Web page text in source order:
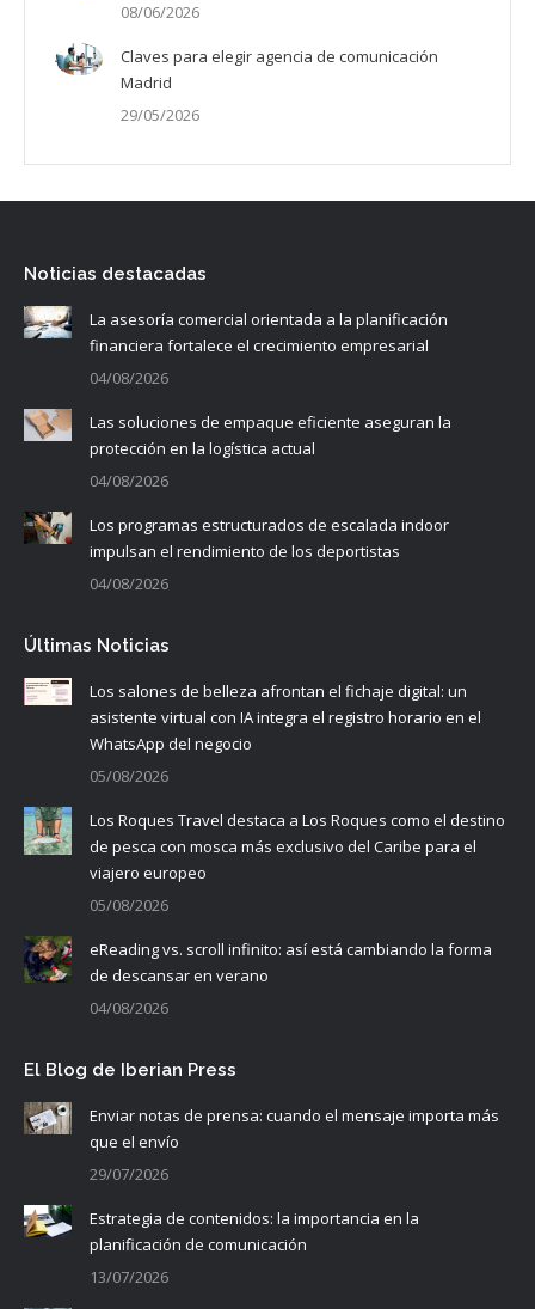
08/06/2026
Claves para elegir agencia de comunicación
Madrid
29/05/2026
Noticias destacadas
La asesoría comercial orientada a la planificación
financiera fortalece el crecimiento empresarial
04/08/2026
Las soluciones de empaque eficiente aseguran la
protección en la logística actual
04/08/2026
Los programas estructurados de escalada indoor
impulsan el rendimiento de los deportistas
04/08/2026
Últimas Noticias
Los salones de belleza afrontan el fichaje digital: un
asistente virtual con IA integra el registro horario en el
WhatsApp del negocio
05/08/2026
Los Roques Travel destaca a Los Roques como el destino
de pesca con mosca más exclusivo del Caribe para el
viajero europeo
05/08/2026
eReading vs. scroll infinito: así está cambiando la forma
de descansar en verano
04/08/2026
El Blog de Iberian Press
Enviar notas de prensa: cuando el mensaje importa más
que el envío
29/07/2026
Estrategia de contenidos: la importancia en la
planificación de comunicación
13/07/2026